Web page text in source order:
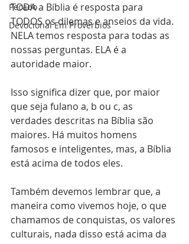
Pecado
Devocional Em Provérbios
TODA a Bíblia é resposta para
TODOS os dilemas e anseios da vida.
NELA temos resposta para todas as
nossas perguntas. ELA é a
autoridade maior.
Isso significa dizer que, por maior
que seja fulano a, b ou c, as
verdades descritas na Bíblia são
maiores. Há muitos homens
famosos e inteligentes, mas, a Bíblia
está acima de todos eles.
Também devemos lembrar que, a
maneira como vivemos hoje, o que
chamamos de conquistas, os valores
culturais, nada disso está acima da